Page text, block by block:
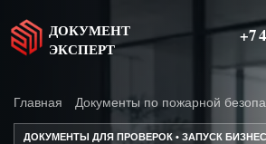
ДОКУМЕНТ
ЭКСПЕРТ
+7
Главная Документы по пожарной
ДОКУМЕНТЫ ДЛЯ ПРОВЕРОК • ЗАПУСК